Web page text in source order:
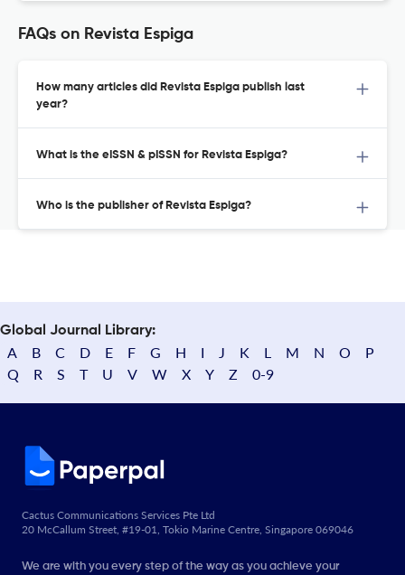
FAQs on Revista Espiga
How many articles did Revista Espiga publish last
year?
What is the eISSN & pISSN for Revista Espiga?
Who is the publisher of Revista Espiga?
Global Journal Library:
A B C D E F G H I J K L M N O
P
Q
R S T U V W X Y Z 0-9
Cactus Communications Services Pte Ltd
20 McCallum Street, #19-01, Tokio Marine Centre, Singapore 069046
We are with you every step of the way as you achieve your